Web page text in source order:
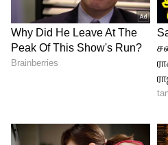
வேண்டும்?